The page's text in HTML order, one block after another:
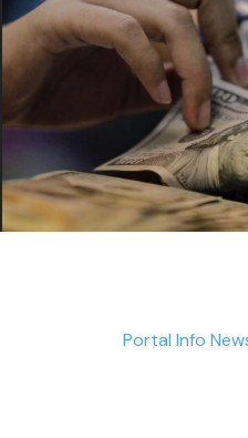
Portal Info